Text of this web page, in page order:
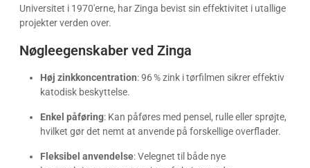
Universitet i 1970'erne, har Zinga bevist sin effektivitet i utallige
projekter verden over.
Nøgleegenskaber ved Zinga
Høj zinkkoncentration: 96 % zink i tørfilmen sikrer effektiv
katodisk beskyttelse.
Enkel påføring: Kan påføres med pensel, rulle eller sprøjte,
hvilket gør det nemt at anvende på forskellige overflader.
Fleksibel anvendelse: Velegnet til både nye